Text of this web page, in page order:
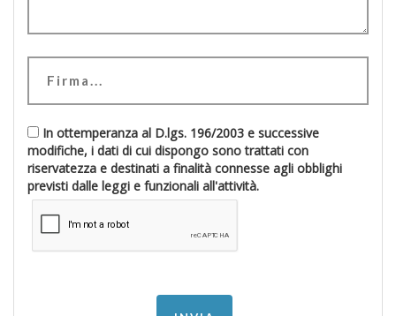
In ottemperanza al D.lgs. 196/2003 e successive
modifiche, i dati di cui dispongo sono trattati con
riservatezza e destinati a finalità connesse agli obblighi
previsti dalle leggi e funzionali all'attività.